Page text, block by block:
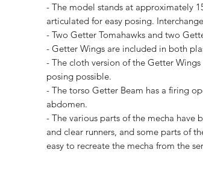
- The model stands at approximately
articulated for easy posing.
- Two Getter Tomahawks and two
- Getter Wings are included in both
- The cloth version of the Getter
posing possible.
- The torso Getter Beam has a firing
abdomen.
- The various parts of the mecha have
and clear runners, and some parts of
easy to recreate the mecha from the